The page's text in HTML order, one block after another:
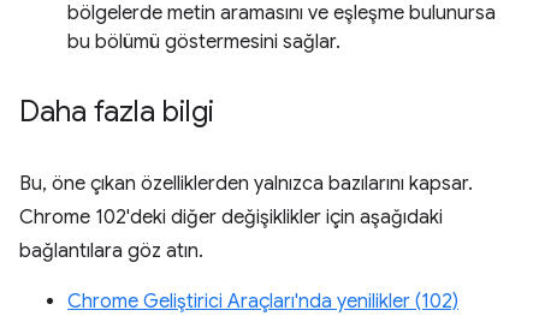
bölgelerde metin aramasını ve eşleşme bulunursa
bu bölümü göstermesini sağlar.
Daha fazla bilgi
Bu, öne çıkan özelliklerden yalnızca bazılarını kapsar.
Chrome 102'deki diğer değişiklikler için aşağıdaki
bağlantılara göz atın.
Chrome Geliştirici Araçları'nda yenilikler (102)